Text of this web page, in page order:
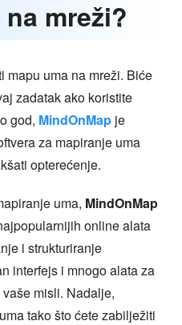
mreži?
mapu uma na mreži. Biće
zadatak ako koristite
god, MindOnMap je
za mapiranje uma
opterećenje.
uma, MindOnMap
online alata
i strukturiranje
interfejs i mnogo alata za
misli. Nadalje,
tako što ćete zabilježiti